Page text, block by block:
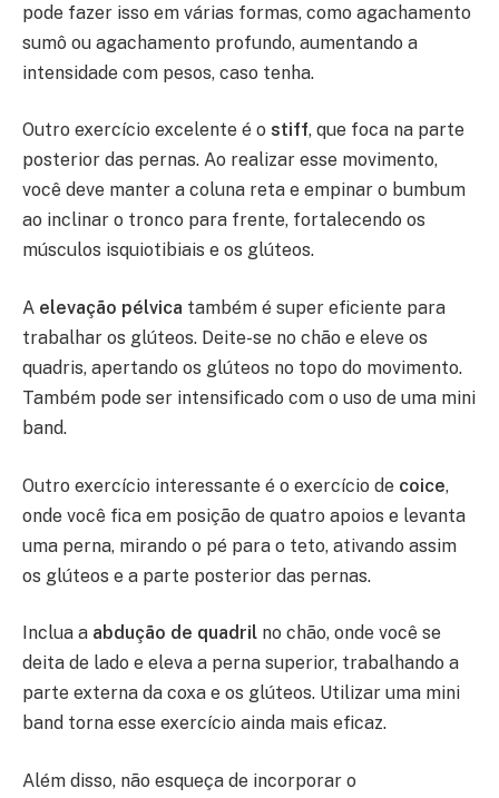
pode fazer isso em várias formas, como agachamento
sumô ou agachamento profundo, aumentando a
intensidade com pesos, caso tenha.
Outro exercício excelente é o stiff, que foca na parte
posterior das pernas. Ao realizar esse movimento,
você deve manter a coluna reta e empinar o bumbum
ao inclinar o tronco para frente, fortalecendo os
músculos isquiotibiais e os glúteos.
A elevação pélvica também é super eficiente para
trabalhar os glúteos. Deite-se no chão e eleve os
quadris, apertando os glúteos no topo do movimento.
Também pode ser intensificado com o uso de uma mini
band.
Outro exercício interessante é o exercício de coice,
onde você fica em posição de quatro apoios e levanta
uma perna, mirando o pé para o teto, ativando assim
os glúteos e a parte posterior das pernas.
Inclua a abdução de quadril no chão, onde você se
deita de lado e eleva a perna superior, trabalhando a
parte externa da coxa e os glúteos. Utilizar uma mini
band torna esse exercício ainda mais eficaz.
Além disso, não esqueça de incorporar o